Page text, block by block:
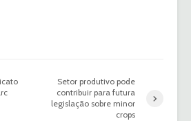
Setor produtivo pode
contribuir para futura
legislação sobre minor
crops